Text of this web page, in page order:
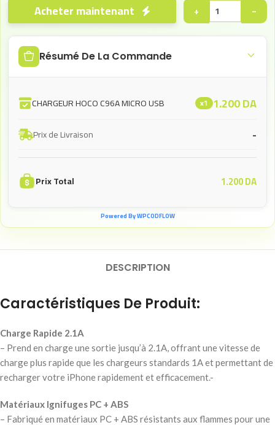
−
+
Acheter maintenant
Résumé De La Commande
CHARGEUR HOCO C96A MICRO USB x1 1.200DA
Prix de Livraison -
Prix Total 1.200DA
Powered By WPCODFLOW
DESCRIPTION
Caractéristiques De Produit:
Charge Rapide 2.1A
– Prend en charge une sortie jusqu’à 2.1A, offrant une vitesse de
charge plus rapide que les chargeurs standards 1A et permettant de
recharger votre iPhone rapidement et efficacement.-
Matériaux Ignifuges PC + ABS
– Fabriqué en matériaux PC + ABS résistants aux flammes pour une